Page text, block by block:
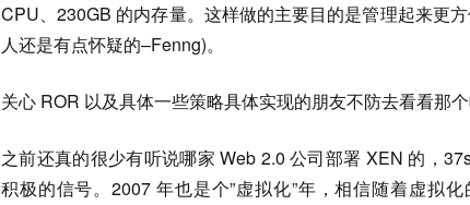
CPU、230GB 的内存量。这样做的主要目的是管理起来更
人还是有点怀疑的–Fenng)。
关心 ROR 以及具体一些策略具体实现的朋友不防去看看那个
之前还真的很少有听说哪家 Web 2.0 公司部署 XEN 的，
积极的信号。2007 年也是个”虚拟化”年，相信随着虚拟